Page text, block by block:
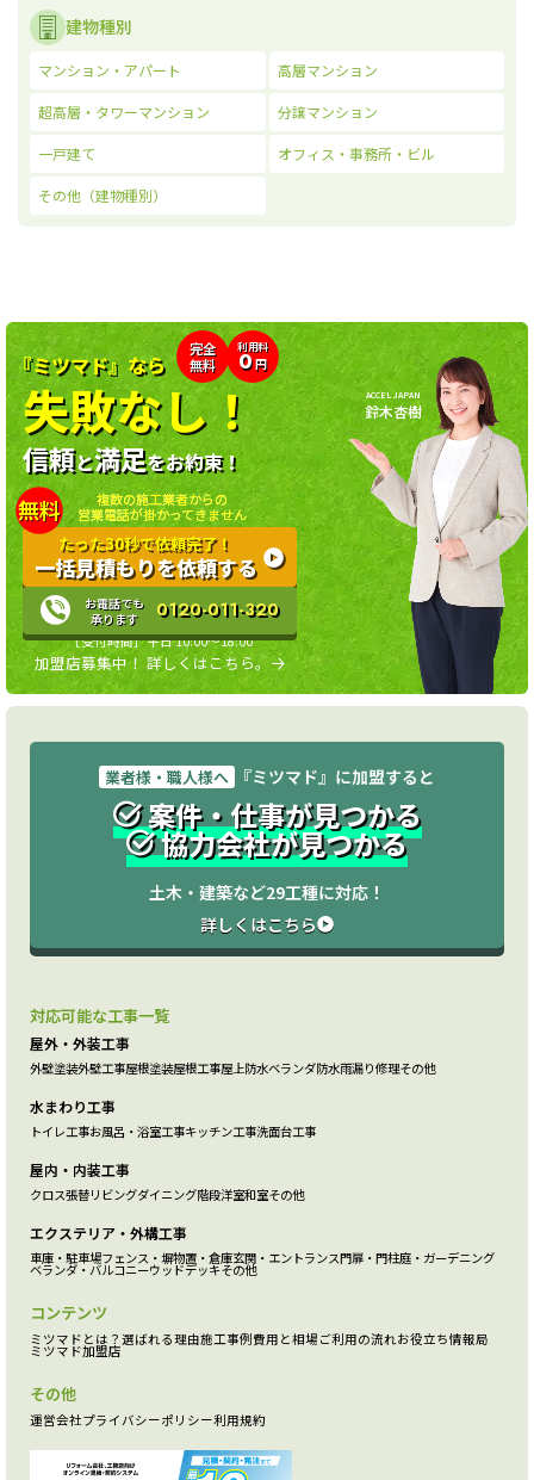
建物種別
マンション・アパート 高層マンション
超高層・タワーマンション 分譲マンション
一戸建て オフィス・事務所・ビル
その他（建物種別）
完全
無料
利用料
0円
『ミツマド』なら
失敗なし！
信頼と満足をお約束！
無料
複数の施工業者からの
営業電話が掛かってきません
たった30秒で依頼完了！
一括見積もりを依頼する
お電話でも
承ります
0120-011-320
［受付時間］平日 10:00〜18:00
加盟店募集中！ 詳しくはこちら。
ACCEL JAPAN
鈴木杏樹
業者様・職人様へ 『ミツマド』に加盟すると
案件・仕事が見つかる
協力会社が見つかる
土木・建築など29工種に対応！
詳しくはこちら
対応可能な工事一覧
屋外・外装工事
外壁塗装外壁工事屋根塗装屋根工事屋上防水ベランダ防水雨漏り修理その他
水まわり工事
トイレ工事お風呂・浴室工事キッチン工事洗面台工事
屋内・内装工事
クロス張替リビングダイニング階段洋室和室その他
エクステリア・外構工事
車庫・駐車場フェンス・塀物置・倉庫玄関・エントランス門扉・門柱庭・ガーデニング
ベランダ・バルコニーウッドデッキその他
コンテンツ
ミツマドとは？ 選ばれる理由施工事例費用と相場 ご利用の流れ お役立ち情報局
ミツマド加盟店
その他
運営会社プライバシーポリシー利用規約